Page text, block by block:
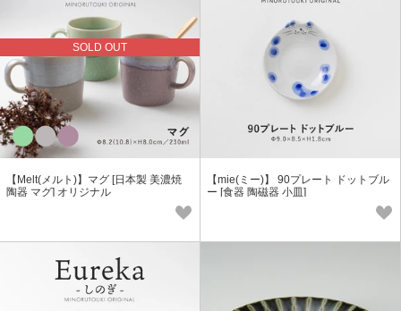
SOLD OUT
【Melt(メルト)】マグ [日本製 美濃焼
陶器 マグ] オリジナル
【mie(ミー)】 90プレート ドットブル
ー [食器 陶磁器 小皿]